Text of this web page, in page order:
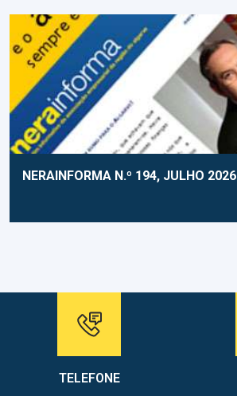
NERAINFORMA N.º 194, JULHO 2026
TELEFONE